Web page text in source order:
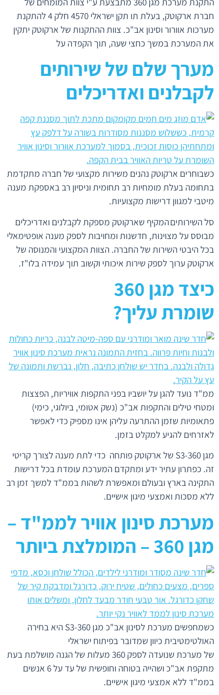
חברת ארקוטק, בעלת תו תקן ישראלי 4570 חלק 4 להתקנת
מערכות אוורור וסינון אב"כ. צוות ההתקנות של ארקוטק יתקין
את המערכת במשך כחצי שעה, תוך הקפדה על
מערך שלם של שירותים
לקבלנים ואדריכלים
כשבוחרים ארקוטק נהנים משירות מקצועי של חברה מתקדמת
בתחומה בעלת מומחיות רב תחומית וניסיון רב באספקת מענה
מיטבי למגוון דרישות מקצועיות.
סל השירותים המקיף שארקוטק מספקת לקבלנים ואדריכלים
מבוסס על מצוינות, חדשנות ומחויבות לספק מענה אופטימאלי
בכל היבטי השירות של החברה. הצוות המקצועי והמנוסה של
ארקוטק ערוך לספק שירות איכותי וקשוב תוך עמידה בלו"ז.
כיצד מגן 360
שומרת עליך?
ממ"ד נועד להגן על יושביו בפני התקפות אוויריות, הפצצות
ומטחי טילים והתקפות אב"כ (נשק אטומי, ביולוגי, כימי)
פתאומיות שזמן ההתרעה עליהן אינו מספיק כדי לאפשר
לאזרחים להגיע למקלט בזמן.
מגן 360-S3 של ארקוטק פותחה כדי לתת מענה לצורך קריטי
זה. כפתרון עתיר ידע ומתקדם המערכת עומדת בכל דרישות
התקינה בארץ ובעולם ומאפשרת לשהות בממ"ד למשך זמן רב
ללא מסכות ואמצעי מיגון אישיים.
מערכת סינון אוויר לממ"ד –
מגן 360 – המומלצת ביותר
כשמחפשים מערכת לסינון אב"כ מגן 360-S3 היא בחירה
האולטימטיבית כיוון שמדובר בפיתוח ישראלי
של מערכת שנועדה לספק 360 מעלות של הגנה מושלמת בעת
מתקפת אב"כ ושהייה בטוחה וחופשית של עד על 6 אנשים
בממ"ד ללא אמצעי מיגון אישיים.